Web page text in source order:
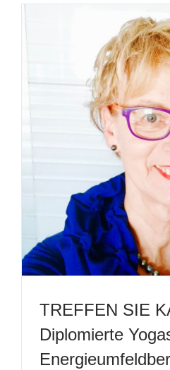
TREFFEN SIE
Diplomierte